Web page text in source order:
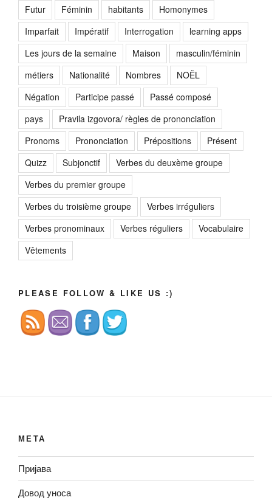
Futur
Féminin habitants
Homonymes
Imparfait
Impératif Interrogation
learning apps
Les jours de la semaine
Maison
masculin/féminin
métiers
Nationalité Nombres
NOËL
Négation
Participe passé
Passé composé
pays
Pravila izgovora/ règles de prononciation
Pronoms
Prononciation Prépositions
Présent
Quizz
Subjonctif
Verbes du deuxème groupe
Verbes du premier groupe
Verbes du troisième groupe
Verbes irréguliers
Verbes pronominaux
Verbes réguliers
Vocabulaire
Vêtements
PLEASE FOLLOW & LIKE US :)
МЕТА
Пријава
Довод уноса